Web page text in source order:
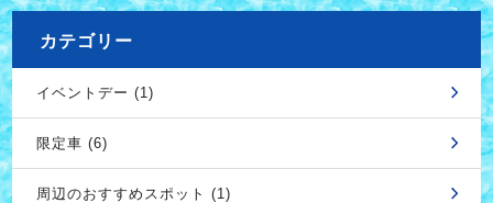
カテゴリー
イベントデー (1)
限定車 (6)
周辺のおすすめスポット (1)